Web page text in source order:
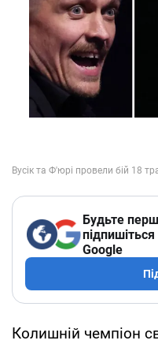
Будьте
Google
Колишній чемпіон